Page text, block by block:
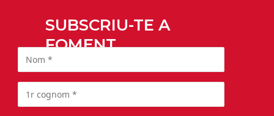
SUBSCRIU-TE A
FOMENT